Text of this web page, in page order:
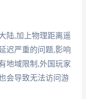
陆,加上物理距离遥
迟严重的问题,影响
地域限制,外国玩家
会导致无法访问游